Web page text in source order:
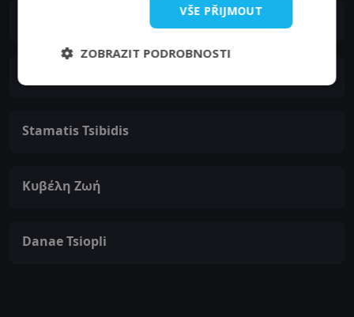
Takis Papanastasiou
Stamatis Tsibidis
Κυβέλη Ζωή
Danae Tsiopli
VŠE PŘIJMOUT
ZOBRAZIT PODROBNOSTI